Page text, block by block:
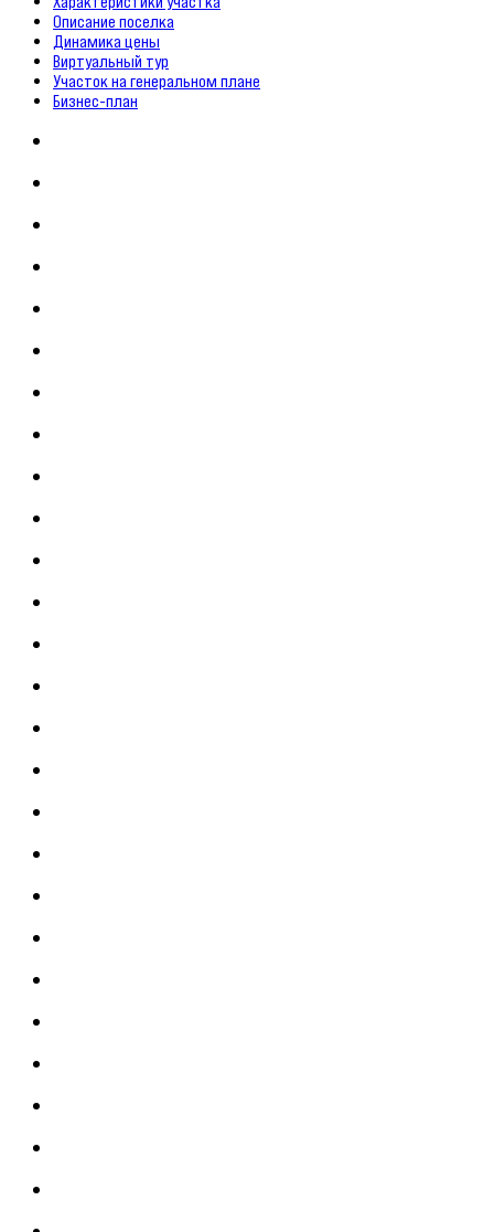
Описание поселка
Динамика цены
Виртуальный тур
Участок на генеральном плане
Бизнес-план